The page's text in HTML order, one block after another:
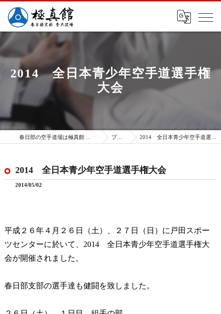
2014 全日本青少年空手道選手権
大会
ブログ 2014 全日本青少年空手道選手権大会
2014 全日本青少年空手道選手権大会
2014/05/02
平成２６年４月２６日（土）、２７日（日）に戸田スポー
ツセンターに於いて、2014 全日本青少年空手道選手権大
会が開催されました。
春日部支部の選手達も健闘を致しました。